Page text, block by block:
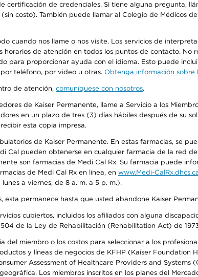
de credenciales. Si tiene alguna pregunta,
(sin costo). También puede llamar al Colegio de Médicos
cuando nos llame o nos visite. Los servicios de
de atención en todos los puntos de contacto. No
para proporcionar ayuda con el idioma. Esto puede
teléfono, por video u otras. Obtenga información sobre
de atención, comuníquese con nosotros.
de Kaiser Permanente, llame a Servicio a los
en un plazo de tres (3) días hábiles después de su
esta copia impresa.
de Kaiser Permanente. En estas farmacias, se
Cal pueden obtenerse en cualquier farmacia de la red
son farmacias de Medi Cal Rx. Su farmacia puede
de Medi Cal Rx en línea, en www.Medi-
lunes a viernes, de 8 a. m. a 5 p. m.).
permanece hasta que usted abandone Kaiser
cubiertos, incluidos los afiliados con alguna
de la Ley de Rehabilitación (Rehabilitation Act) de
miembro o los costos para seleccionar a los
y líneas de negocios de KFHP (Kaiser Foundation
Assessment of Healthcare Providers and Systems
Los miembros inscritos en los planes del